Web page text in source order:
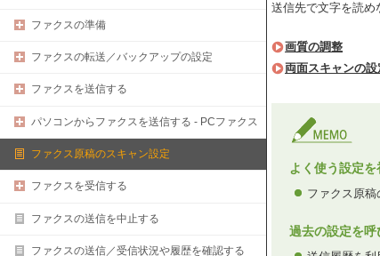
ファクスの準備
ファクスの転送／バックアップの設定
ファクスを送信する
パソコンからファクスを送信する - PCファクス
ファクス原稿のスキャン設定
ファクスを受信する
ファクスの送信を中止する
ファクスの送信／受信状況や履歴を確認する
送信先で文字を読め
画質の調整
両面スキャンの設
よく使う設定
ファクス原稿
過去の設定を